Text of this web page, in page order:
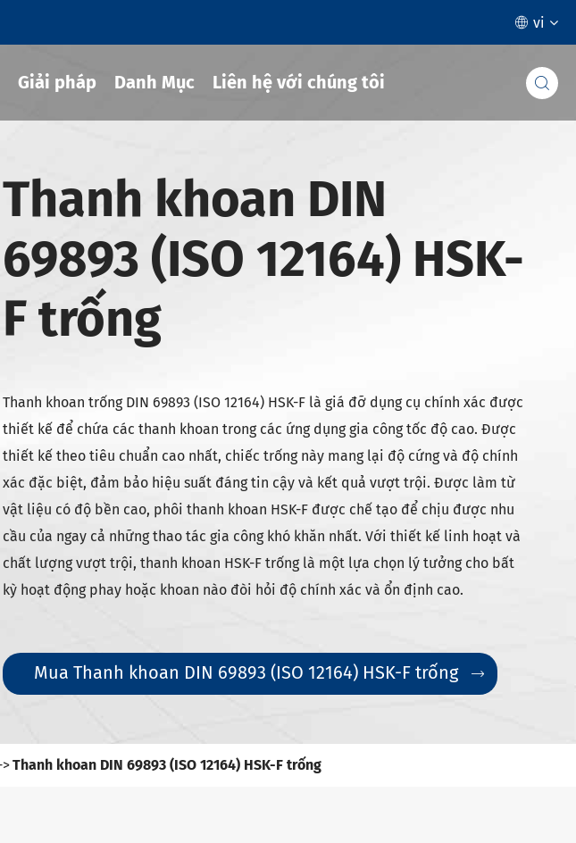
 vi
Giải pháp Danh Mục Liên hệ với chúng tôi 
Thanh khoan DIN
69893 (ISO 12164) HSK-
F trống
Thanh khoan trống DIN 69893 (ISO 12164) HSK-F là giá đỡ dụng cụ chính xác được
thiết kế để chứa các thanh khoan trong các ứng dụng gia công tốc độ cao. Được
thiết kế theo tiêu chuẩn cao nhất, chiếc trống này mang lại độ cứng và độ chính
xác đặc biệt, đảm bảo hiệu suất đáng tin cậy và kết quả vượt trội. Được làm từ
vật liệu có độ bền cao, phôi thanh khoan HSK-F được chế tạo để chịu được nhu
cầu của ngay cả những thao tác gia công khó khăn nhất. Với thiết kế linh hoạt và
chất lượng vượt trội, thanh khoan HSK-F trống là một lựa chọn lý tưởng cho bất
kỳ hoạt động phay hoặc khoan nào đòi hỏi độ chính xác và ổn định cao.
Mua Thanh khoan DIN 69893 (ISO 12164) HSK-F trống 
Thanh khoan DIN 69893 (ISO 12164) HSK-F trống